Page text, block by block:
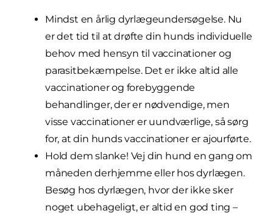
Mindst en årlig dyrlægeundersøgelse. Nu
er det tid til at drøfte din hunds individuelle
behov med hensyn til vaccinationer og
parasitbekæmpelse. Det er ikke altid alle
vaccinationer og forebyggende
behandlinger, der er nødvendige, men
visse vaccinationer er uundværlige, så sørg
for, at din hunds vaccinationer er ajourførte.
Hold dem slanke! Vej din hund en gang om
måneden derhjemme eller hos dyrlægen.
Besøg hos dyrlægen, hvor der ikke sker
noget ubehageligt, er altid en god ting –